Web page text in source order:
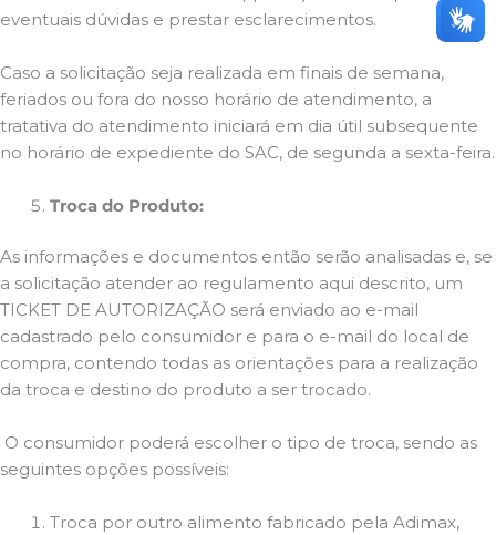
eventuais dúvidas e prestar esclarecimentos.
Caso a solicitação seja realizada em finais de semana,
feriados ou fora do nosso horário de atendimento, a
tratativa do atendimento iniciará em dia útil subsequente
no horário de expediente do SAC, de segunda a sexta-feira.
Troca do Produto:
As informações e documentos então serão analisadas e, se
a solicitação atender ao regulamento aqui descrito, um
TICKET DE AUTORIZAÇÃO será enviado ao e-mail
cadastrado pelo consumidor e para o e-mail do local de
compra, contendo todas as orientações para a realização
da troca e destino do produto a ser trocado.
O consumidor poderá escolher o tipo de troca, sendo as
seguintes opções possíveis:
Troca por outro alimento fabricado pela Adimax,